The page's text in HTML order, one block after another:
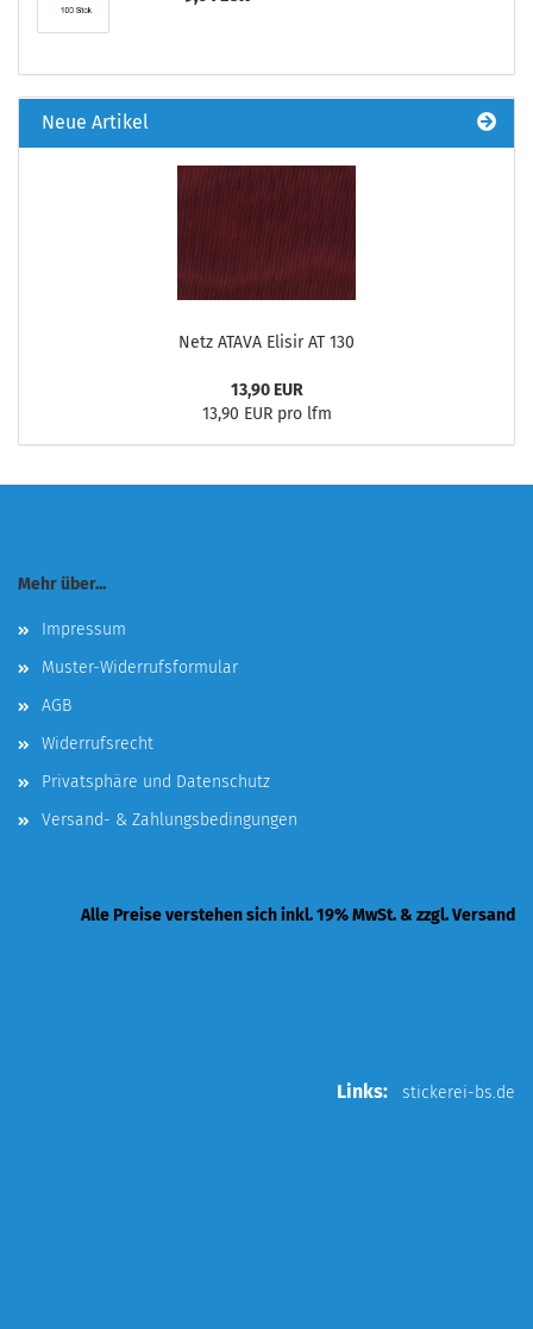
Neue Artikel
Netz ATAVA Elisir AT 130
13,90 EUR
13,90 EUR pro lfm
Mehr über...
Impressum
Muster-Widerrufsformular
AGB
Widerrufsrecht
Privatsphäre und Datenschutz
Versand- & Zahlungsbedingungen
Alle Preise verstehen sich inkl. 19% MwSt. & zzgl. Versand
Links: stickerei-bs.de